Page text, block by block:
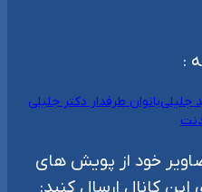
:
جلیلیبانوان طرفدار دکتر جلیلی
خود از پویش های